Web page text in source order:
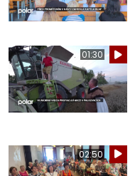
01:30
02:50